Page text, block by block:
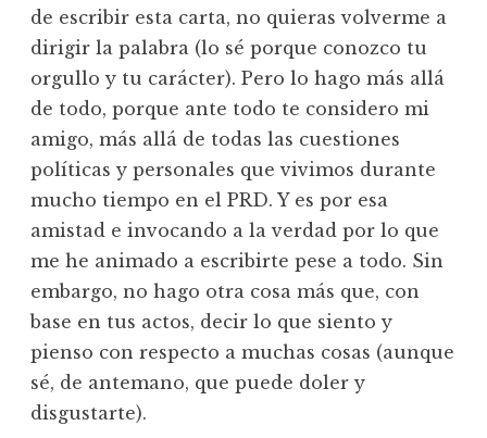
de escribir esta carta, no quieras volverme a
dirigir la palabra (lo sé porque conozco tu
orgullo y tu carácter). Pero lo hago más allá
de todo, porque ante todo te considero mi
amigo, más allá de todas las cuestiones
políticas y personales que vivimos durante
mucho tiempo en el PRD. Y es por esa
amistad e invocando a la verdad por lo que
me he animado a escribirte pese a todo. Sin
embargo, no hago otra cosa más que, con
base en tus actos, decir lo que siento y
pienso con respecto a muchas cosas (aunque
sé, de antemano, que puede doler y
disgustarte).